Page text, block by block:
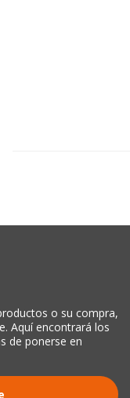
o su compra,
Aquí encontrará los
de ponerse en